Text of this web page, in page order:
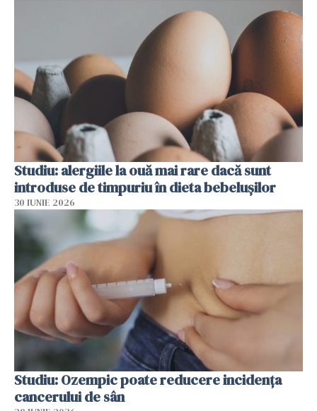
Studiu: alergiile la ouă mai rare dacă sunt
introduse de timpuriu în dieta bebelușilor
30 IUNIE 2026
Studiu: Ozempic poate reducere incidența
cancerului de sân